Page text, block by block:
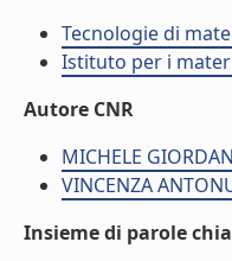
Tecnologie di
Istituto per i
Autore CNR
MICHELE
VINCENZA
Insieme di parole